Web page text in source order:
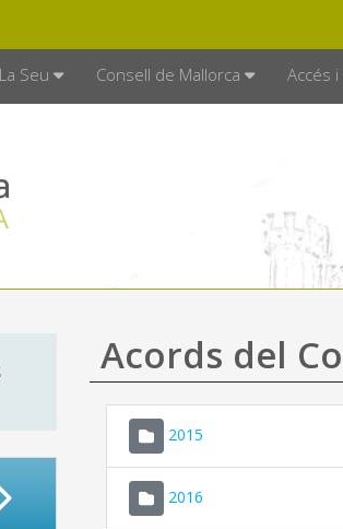
La Seu Consell de Mallorca Accés
Acords del
2015
2016